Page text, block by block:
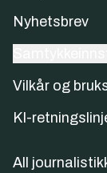
Nyhetsbrev
Vilkår og
KI-
All